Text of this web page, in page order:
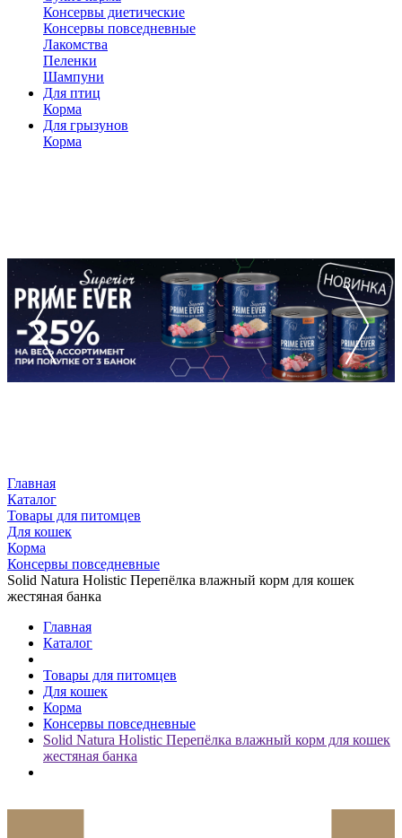
Консервы диетические
Консервы повседневные
Лакомства
Пеленки
Шампуни
Для птиц
Корма
Для грызунов
Корма
Главная
Каталог
Товары для питомцев
Для кошек
Корма
Консервы повседневные
Solid Natura Holistic Перепёлка влажный корм для кошек
жестяная банка
Главная
Каталог
Товары для питомцев
Для кошек
Корма
Консервы повседневные
Solid Natura Holistic Перепёлка влажный корм для кошек
жестяная банка